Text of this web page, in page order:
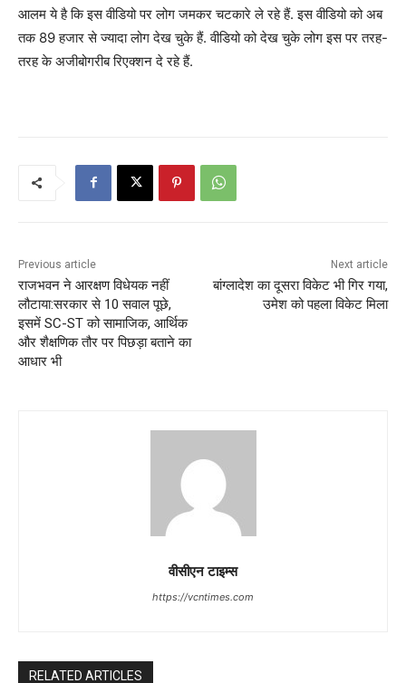
आलम ये है कि इस वीडियो पर लोग जमकर चटकारे ले रहे हैं. इस वीडियो को अब
तक 89 हजार से ज्यादा लोग देख चुके हैं. वीडियो को देख चुके लोग इस पर तरह-
तरह के अजीबोगरीब रिएक्शन दे रहे हैं.
Previous article
राजभवन ने आरक्षण विधेयक नहीं
लौटाया:सरकार से 10 सवाल पूछे,
इसमें SC-ST को सामाजिक, आर्थिक
और शैक्षणिक तौर पर पिछड़ा बताने का
आधार भी
Next article
बांग्लादेश का दूसरा विकेट भी गिर गया,
उमेश को पहला विकेट मिला
वीसीएन टाइम्स
https://vcntimes.com
RELATED ARTICLES